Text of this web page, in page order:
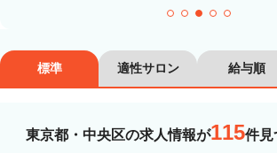
ネイリスト エス
講師・インストラクター 営業・販売
雇用形態
標準 適性サロン 給与順
東京都・中央区の求人情報が115件見